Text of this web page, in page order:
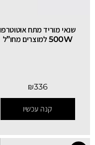
שנאי מוריד מתח אוטוטרפו
500W למוצרים מחו”ל
₪336
קנה עכשיו